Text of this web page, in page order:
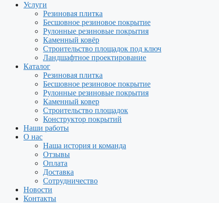
Услуги
Резиновая плитка
Бесшовное резиновое покрытие
Рулонные резиновые покрытия
Каменный ковёр
Строительство площадок под ключ
Ландшафтное проектирование
Каталог
Резиновая плитка
Бесшовное резиновое покрытие
Рулонные резиновые покрытия
Каменный ковер
Строительство площадок
Конструктор покрытий
Наши работы
О нас
Наша история и команда
Отзывы
Оплата
Доставка
Сотрудничество
Новости
Контакты